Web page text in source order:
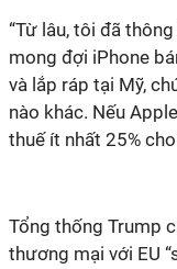
“Từ lâu, tôi đã
mong đợi iPhone
và lắp ráp tại Mỹ,
nào khác. Nếu
thuế ít nhất 25%
Tổng thống Trump
thương mại với EU